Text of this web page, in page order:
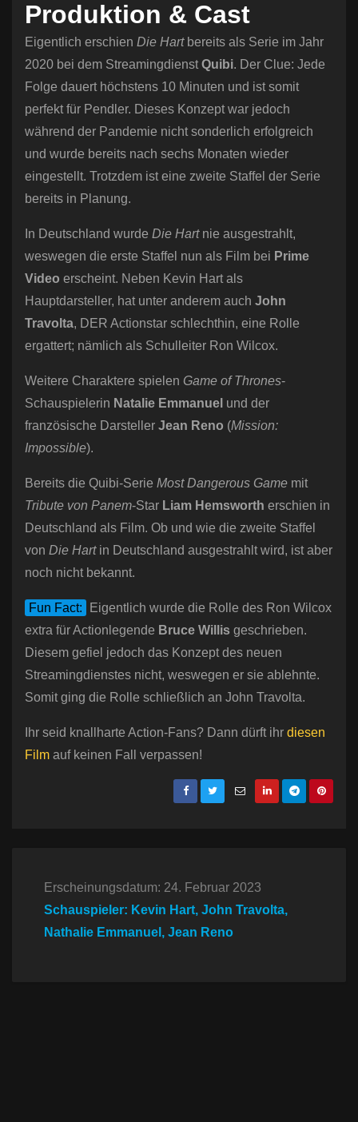
Produktion & Cast
Eigentlich erschien Die Hartbereits als Serie im Jahr
2020 bei dem Streamingdienst Quibi. Der Clue: Jede
Folge dauert höchstens 10 Minuten und ist somit
perfekt für Pendler. Dieses Konzept war jedoch
während der Pandemie nicht sonderlich erfolgreich
und wurde bereits nach sechs Monaten wieder
eingestellt. Trotzdem ist eine zweite Staffel der Serie
bereits in Planung.
In Deutschland wurde Die Hartnie ausgestrahlt,
weswegen die erste Staffel nun als Film bei Prime
Video erscheint. Neben Kevin Hart als
Hauptdarsteller, hat unter anderem auch John
Travolta, DER Actionstar schlechthin, eine Rolle
ergattert; nämlich als Schulleiter Ron Wilcox.
Weitere Charaktere spielen Game of Thrones-
Schauspielerin Natalie Emmanuel und der
französische Darsteller Jean Reno (Mission:
Impossible).
Bereits die Quibi-Serie Most Dangerous Game mit
Tribute von Panem-Star Liam Hemsworth erschien in
Deutschland als Film. Ob und wie die zweite Staffel
von Die Hartin Deutschland ausgestrahlt wird, ist aber
noch nicht bekannt.
Fun Fact:
Eigentlich wurde die Rolle des Ron Wilcox
extra für Actionlegende Bruce Willis geschrieben.
Diesem gefiel jedoch das Konzept des neuen
Streamingdienstes nicht, weswegen er sie ablehnte.
Somit ging die Rolle schließlich an John Travolta.
Ihr seid knallharte Action-Fans? Dann dürft ihr diesen
Film auf keinen Fall verpassen!
Erscheinungsdatum: 24. Februar 2023
Schauspieler: Kevin Hart, John Travolta,
Nathalie Emmanuel, Jean Reno